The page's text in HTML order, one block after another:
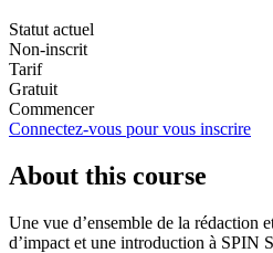
Statut actuel
Non-inscrit
Tarif
Gratuit
Commencer
Connectez-vous pour vous inscrire
About this course
Une vue d’ensemble de la rédaction
d’impact et une introduction à SPIN